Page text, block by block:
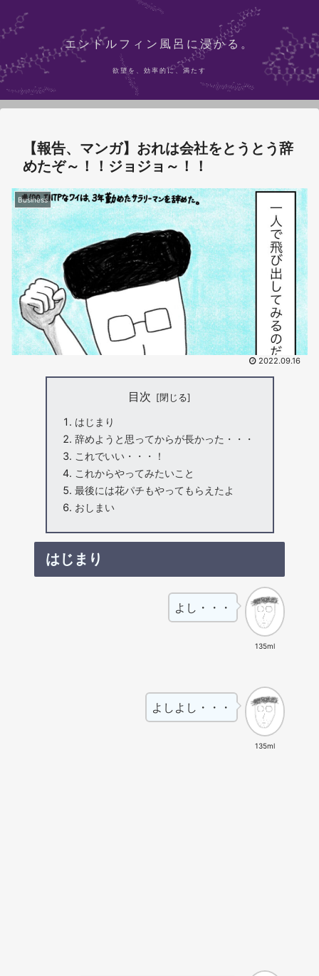
エンドルフィン風呂に浸かる。
欲望を、効率的に、満たす
【報告、マンガ】おれは会社をとうとう辞
めたぞ～！！ジョジョ～！！
Business
2022.09.16
目次
はじまり
辞めようと思ってからが長かった・・・
これでいい・・・！
これからやってみたいこと
最後には花パチもやってもらえたよ
おしまい
はじまり
135ml
よし・・・
135ml
よしよし・・・